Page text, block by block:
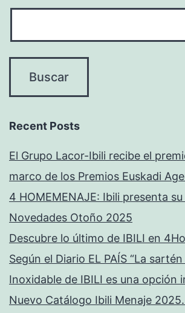
Recent Posts
El Grupo Lacor-Ibili recibe el
marco de los Premios Euskadi
4 HOMEMENAJE: Ibili presenta
Novedades Otoño 2025
Descubre lo último de IBILI en
Según el Diario EL PAÍS “La
Inoxidable de IBILI es una opción
Nuevo Catálogo Ibili Menaje 2025.